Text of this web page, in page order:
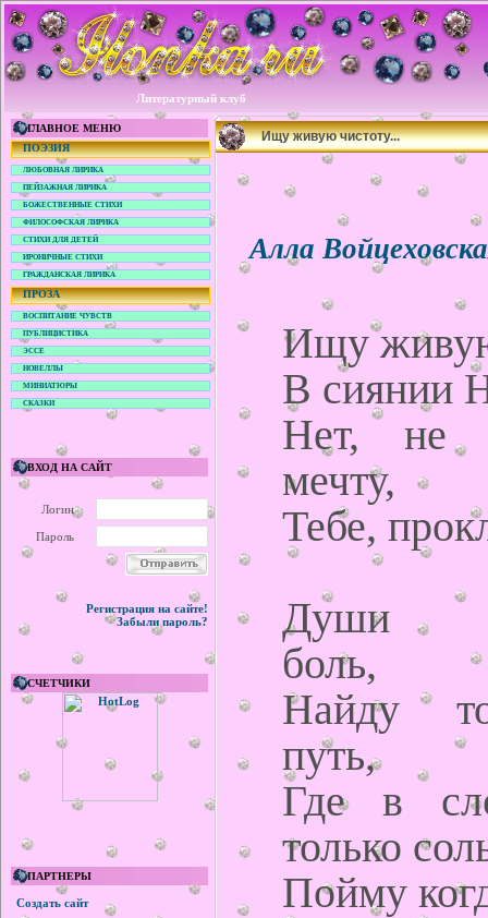
Литературный клуб
ГЛАВНОЕ МЕНЮ
ПОЭЗИЯ
ЛЮБОВНАЯ ЛИРИКА
ПЕЙЗАЖНАЯ ЛИРИКА
БОЖЕСТВЕННЫЕ СТИХИ
ФИЛОСОФСКАЯ ЛИРИКА
СТИХИ ДЛЯ ДЕТЕЙ
ИРОНИЧНЫЕ СТИХИ
ГРАЖДАНСКАЯ ЛИРИКА
ПРОЗА
ВОСПИТАНИЕ ЧУВСТВ
ПУБЛИЦИСТИКА
ЭССЕ
НОВЕЛЛЫ
МИНИАТЮРЫ
СКАЗКИ
ВХОД НА САЙТ
Логин
Пароль
Регистрация на сайте!
Забыли пароль?
СЧЕТЧИКИ
ПАРТНЕРЫ
Создать сайт
Ищу живую чистоту...
Алла
Ищу
В сиянии
Нет, не
мечту,
Тебе,
Души
боль,
Найду
путь,
Где в
только
Пойму